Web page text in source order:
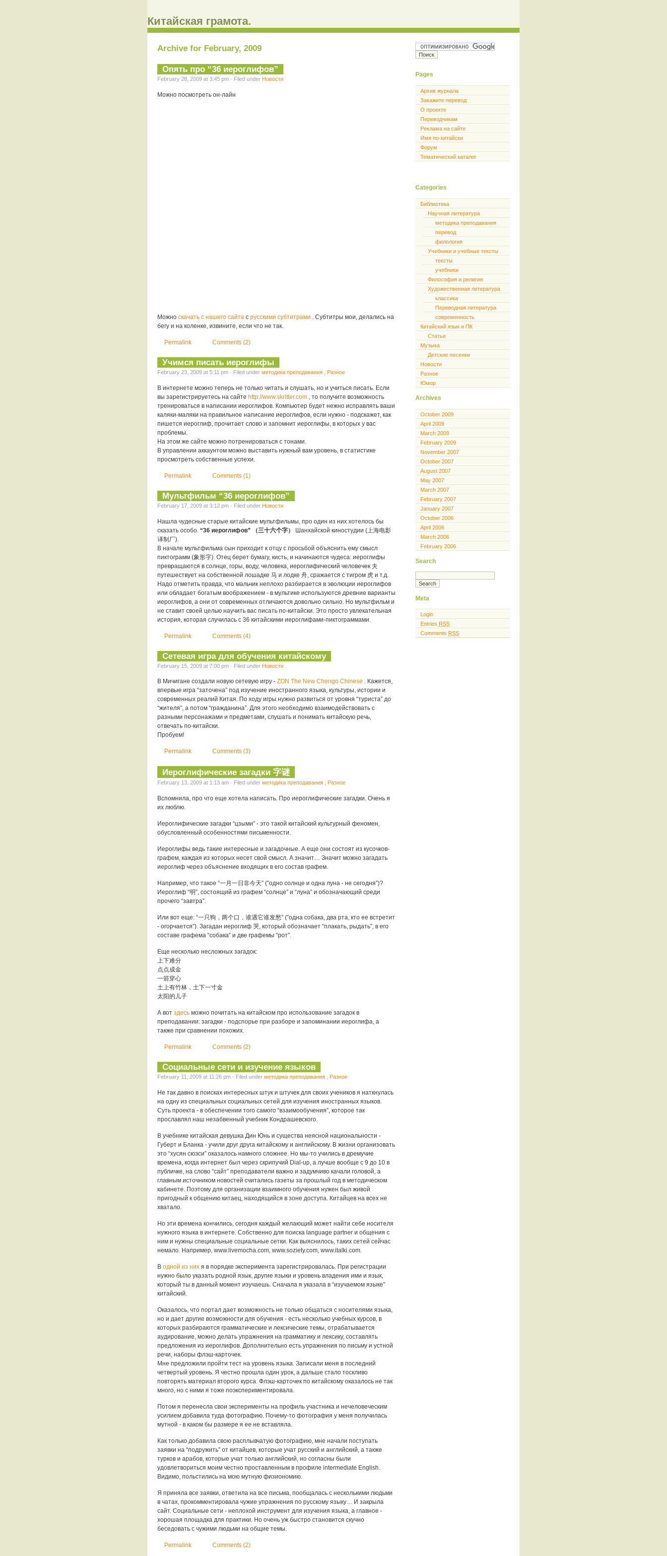
Китайская грамота.
Archive for February, 2009
Опять про “36 иероглифов”
February 28, 2009 at 3:45 pm · Filed under Новости
Можно посмотреть он-лайн
Можно скачать с нашего сайта с русскими субтитрами . Субтитры мои, делались на
бегу и на коленке, извините, если что не так.
Permalink Comments (2)
Учимся писать иероглифы
February 23, 2009 at 5:11 pm · Filed under методика преподавания Разное
В интернете можно теперь не только читать и слушать, но и учиться писать. Если
вы зарегистрируетесь на сайте http://www.skritter.com
, то получите возможность
тренироваться в написании иероглифов. Компьютер будет нежно исправлять ваши
каляки-маляки на правильное написание иероглифов, если нужно - подскажет, как
пишется иероглиф, прочитает слово и запомнит иероглифы, в которых у вас
проблемы.
На этом же сайте можно потренироваться с тонами.
В управлении аккаунтом можно выставить нужный вам уровень, в статистике
просмотреть собственные успехи.
Permalink Comments (1)
Мультфильм “36 иероглифов”
February 17, 2009 at 3:12 pm · Filed under Новости
Нашла чудесные старые китайские мультфильмы, про один из них хотелось бы
сказать особо. “36 иероглифов” （三十六个字） Шанхайской киностудии (上海电影
译制厂).
В начале мультфильма сын приходит к отцу с просьбой объяснить ему смысл
пиктограмм (象形字). Отец берет бумагу, кисть, и начинаются чудеса: иероглифы
превращаются в солнце, горы, воду, человека, иероглифический человечек 夫
путешествует на собственной лошадке 马 и лодке 舟, сражается с тигром 虎 и т.д.
Надо отметить правда, что мальчик неплохо разбирается в эволюции иероглифов
или обладает богатым воображением - в мультике используются древние варианты
иероглифов, а они от современных отличаются довольно сильно. Но мультфильм и
не ставит своей целью научить вас писать по-китайски. Это просто увлекательная
история, которая случилась с 36 китайскими иероглифами-пиктограммами.
Permalink Comments (4)
Сетевая игра для обучения китайскому
February 15, 2009 at 7:00 pm · Filed under Новости
В Мичигане создали новую сетевую игру - ZON The New Chengo Chinese . Кажется,
впервые игра “заточена” под изучение иностранного языка, культуры, истории и
современных реалий Китая. По ходу игры нужно развиться от уровня “туриста” до
“жителя”, а потом “гражданина”. Для этого необходимо взаимодействовать с
разными персонажами и предметами, слушать и понимать китайскую речь,
отвечать по-китайски.
Пробуем!
Permalink Comments (3)
Иероглифические загадки 字谜
February 13, 2009 at 1:13 am · Filed under методика преподавания , Разное
Вспомнила, про что еще хотела написать. Про иероглифические загадки. Очень я
их люблю.
Иероглифические загадки “цзыми” - это такой китайский культурный феномен,
обусловленный особенностями письменности.
Иероглифы ведь такие интересные и загадочные. А еще они состоят из кусочков-
графем, каждая из которых несет свой смысл. А значит… Значит можно загадать
иероглиф через объяснение входящих в его состав графем.
Например, что такое “一月一日非今天” (”одно солнце и одна луна - не сегодня”)?
Иероглиф “明”, состоящий из графем “солнце” и “луна” и обозначающий среди
прочего “завтра”.
Или вот еще: “一只狗，两个口，谁遇它谁发愁” (”одна собака, два рта, кто ее встретит
- огорчается”). Загадан иероглиф 哭, который обозначает “плакать, рыдать”, в его
составе графема “собака” и две графемы “рот”.
Еще несколько несложных загадок:
上下难分
点点成金
一箭穿心
土上有竹林，土下一寸金
太阳的儿子
А вот здесь можно почитать на китайском про использование загадок в
преподавании: загадки - подспорье при разборе и запоминании иероглифа, а
также при сравнении похожих.
Permalink Comments (2)
Социальные сети и изучение языков
February 11, 2009 at 11:26 pm · Filed under методика преподавания Разное
Не так давно в поисках интересных штук и штучек для своих учеников я наткнулась
на одну из специальных социальных сетей для изучения иностранных языков.
Суть проекта - в обеспечении того самого “взаимообучения”, которое так
прославлял наш незабвенный учебник Кондрашевского.
В учебнике китайская девушка Дин Юнь и существа неясной национальности -
Губерт и Бланка - учили друг друга китайскому и английскому. В жизни организовать
это “хусян сюэси” оказалось намного сложнее. Но мы-то учились в дремучие
времена, когда интернет был через скрипучий Dial-up, а лучше вообще с 9 до 10 в
публичке, на слово “сайт” преподаватели важно и задумчиво качали головой, а
главным источником новостей считались газеты за прошлый год в методическом
кабинете. Поэтому для организации взаимного обучения нужен был живой
пригодный к общению китаец, находящийся в зоне доступа. Китайцев на всех не
хватало.
Но эти времена кончились, сегодня каждый желающий может найти себе носителя
нужного языка в интернете. Собственно для поиска language partner и общения с
ним и нужны специальные социальные сетки. Как выяснилось, таких сетей сейчас
немало. Например, www.livemocha.com, www.soziety.com, www.italki.com.
В одной из них я в порядке эксперимента зарегистрировалась. При регистрации
нужно было указать родной язык, другие языки и уровень владения ими и язык,
который ты в данный момент изучаешь. Сначала я указала в “изучаемом языке”
китайский.
Оказалось, что портал дает возможность не только общаться с носителями языка,
но и дает другие возможности для обучения - есть несколько учебных курсов, в
которых разбираются грамматические и лексические темы, отрабатывается
аудирование, можно делать упражнения на грамматику и лексику, составлять
предложения из иероглифов. Дополнительно есть упражнения по письму и устной
речи, наборы флэш-карточек.
Мне предложили пройти тест на уровень языка. Записали меня в последний
четвертый уровень. Я честно прошла один урок, а дальше стало тоскливо
повторять материал второго курса. Флэш-карточек по китайскому оказалось не так
много, но с ними я тоже поэкспериментировала.
Потом я перенесла свои эксперименты на профиль участника и нечеловеческим
усилием добавила туда фотографию. Почему-то фотография у меня получилась
мутной - в каком бы размере я ее не вставляла.
Как только добавила свою расплывчатую фотографию, мне начали поступать
заявки на “подружить” от китайцев, которые учат русский и английский, а также
турков и арабов, которые учат только английский, но согласны были
удовлетвориться моим честно проставленным в профиле intermediate English.
Видимо, польстились на мою мутную физиономию.
Я приняла все заявки, ответила на все письма, пообщалась с несколькими людьми
в чатах, прокомментировала чужие упражнения по русскому языку… И закрыла
сайт. Социальные сети - неплохой инструмент для изучения языка, а главное -
хорошая площадка для практики. Но очень уж быстро становится скучно
беседовать с чужими людьми на общие темы.
Permalink Comments (2)
Pages
Архив журнала
Закажите перевод
О проекте
Переводчикам
Реклама на сайте
Имя по-китайски
Форум
Тематический каталог
Categories
Библиотека
Научная литература
методика преподавания
перевод
филология
Учебники и учебные тексты
тексты
учебники
Философия и религия
Художественная литература
классика
Переводная литература
современность
Китайский язык и ПК
Статьи
Музыка
Детские песенки
Новости
Разное
Юмор
Archives
October 2009
April 2009
March 2009
February 2009
November 2007
October 2007
August 2007
May 2007
March 2007
February 2007
January 2007
October 2006
April 2006
March 2006
February 2006
Search
Meta
Login
Entries RSS
Comments RSS